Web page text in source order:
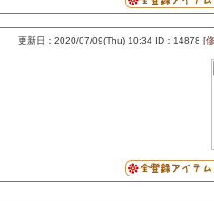
更新日：2020/07/09(Thu) 10:34 ID：14878 [